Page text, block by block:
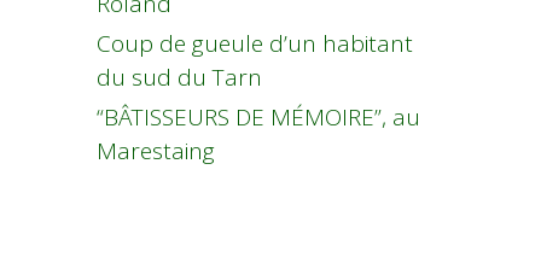
Coup de gueule d’un habitant
du sud du Tarn
“BÂTISSEURS DE MÉMOIRE”, au
Marestaing